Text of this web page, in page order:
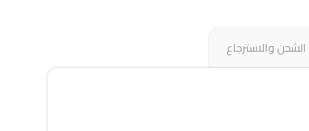
الشحن والاسترجاع